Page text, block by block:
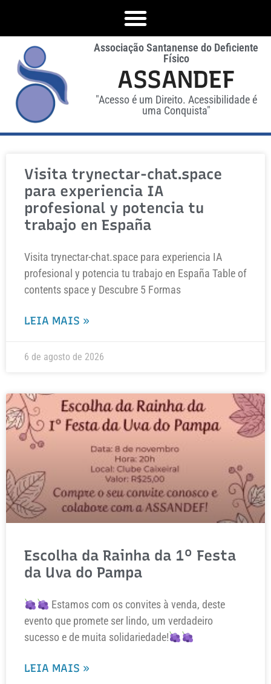
Associação Santanense do Deficiente
Físico
ASSANDEF
"Acesso é um Direito. Acessibilidade é
uma Conquista"
Visita trynectar-chat.space
para experiencia IA
profesional y potencia tu
trabajo en España
Visita trynectar-chat.space para experiencia IA
profesional y potencia tu trabajo en España Table of
contents space y Descubre 5 Formas
LEIA MAIS »
6 de agosto de 2026
Escolha da Rainha da 1º Festa
da Uva do Pampa
Estamos com os convites à venda, deste
evento que promete ser lindo, um verdadeiro
sucesso e de muita solidariedade!
LEIA MAIS »